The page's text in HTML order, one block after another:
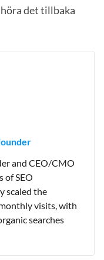
det tillbaka
and CEO/CMO
of SEO
scaled the
visits, with
searches